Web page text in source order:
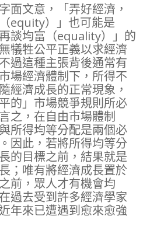
面文意，「弄好經濟，
equity）」也可能是
再談均富（equality）」的
犠牲公平正義以求經濟
過這種主張背後通常有
場經濟體制下，所得不
經濟成長的正常現象，
的」市場競爭規則所必
之，在自由市場體制
所得均等分配是兩個必
因此，若將所得均等分
的目標之前，結果就是
；唯有將經濟成長置於
前，眾人才有機會均
過去受到許多經濟學家
年來已遭遇到愈來愈強